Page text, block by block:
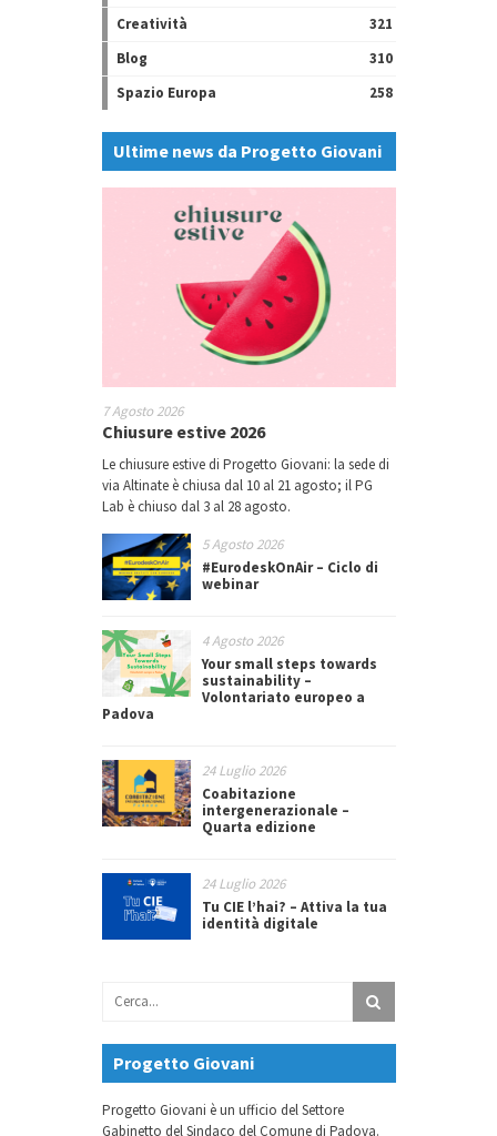
Creatività
321
Blog
310
Spazio Europa
258
Ultime news da Progetto Giovani
7 Agosto 2026
Chiusure estive 2026
Le chiusure estive di Progetto Giovani: la sede di
via Altinate è chiusa dal 10 al 21 agosto; il PG
Lab è chiuso dal 3 al 28 agosto.
5 Agosto 2026
#EurodeskOnAir – Ciclo di
webinar
4 Agosto 2026
Your small steps towards
sustainability –
Volontariato europeo a
Padova
24 Luglio 2026
Coabitazione
intergenerazionale –
Quarta edizione
24 Luglio 2026
Tu CIE l’hai? – Attiva la tua
identità digitale
Progetto Giovani
Progetto Giovani è un ufficio del Settore
Gabinetto del Sindaco del Comune di Padova.